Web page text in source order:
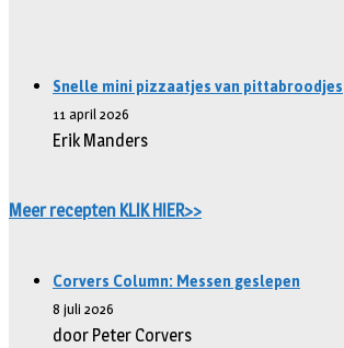
Snelle mini pizzaatjes van pittabroodjes
11 april 2026
Erik Manders
Meer recepten KLIK HIER>>
Corvers Column: Messen geslepen
8 juli 2026
door Peter Corvers